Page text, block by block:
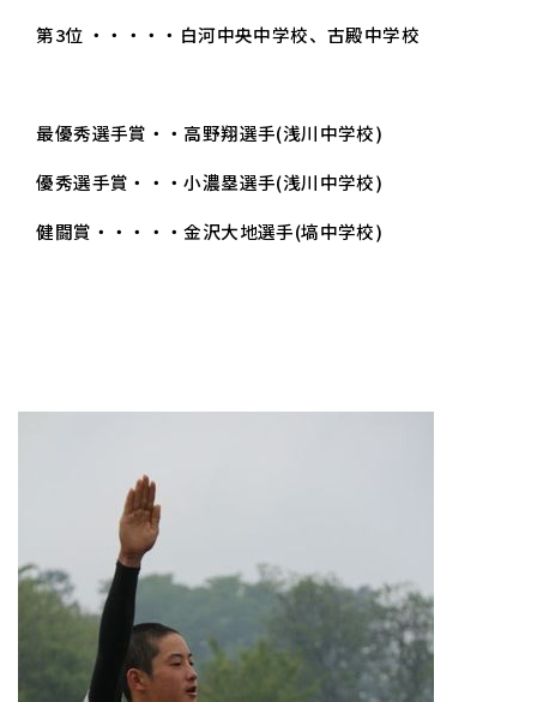
第3位 ・・・・・白河中央中学校、古殿中学校
最優秀選手賞・・高野翔選手(浅川中学校)
優秀選手賞・・・小濃塁選手(浅川中学校)
健闘賞・・・・・金沢大地選手(塙中学校)